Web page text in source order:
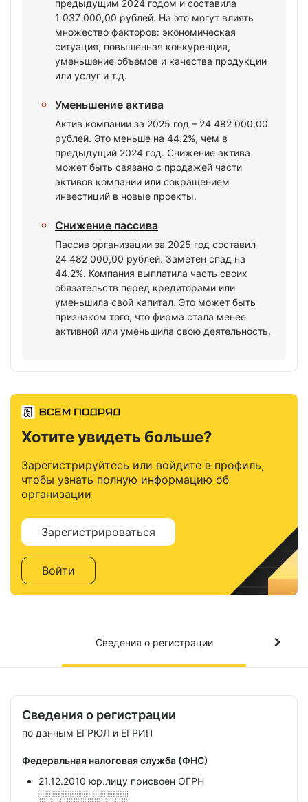
предыдущим 2024 годом и составила
1 037 000,00 рублей. На это могут влиять
множество факторов: экономическая
ситуация, повышенная конкуренция,
уменьшение объемов и качества продукции
или услуг и т.д.
Уменьшение актива
Актив компании за 2025 год – 24 482 000,00
рублей. Это меньше на 44.2%, чем в
предыдущий 2024 год. Снижение актива
может быть связано с продажей части
активов компании или сокращением
инвестиций в новые проекты.
Снижение пассива
Пассив организации за 2025 год составил
24 482 000,00 рублей. Заметен спад на
44.2%. Компания выплатила часть своих
обязательств перед кредиторами или
уменьшила свой капитал. Это может быть
признаком того, что фирма стала менее
активной или уменьшила свою деятельность.
Хотите увидеть больше?
Зарегистрируйтесь или войдите в профиль,
чтобы узнать полную информацию об
организации
Зарегистрироваться
Войти
Сведения о регистрации
Сведения о регистрации
по данным ЕГРЮЛ и ЕГРИП
Федеральная налоговая служба (ФНС)
21.12.2010 юр.лицу присвоен ОГРН
░░░░░░░░░░░░░